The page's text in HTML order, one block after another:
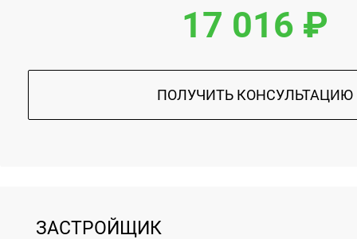
17 016 ₽
ПОЛУЧИТЬ КОНСУЛЬТАЦИЮ
ЗАСТРОЙЩИК